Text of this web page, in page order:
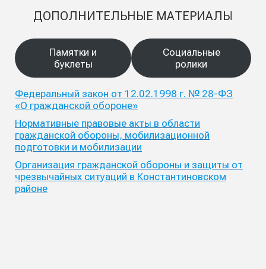
ДОПОЛНИТЕЛЬНЫЕ МАТЕРИАЛЫ
Памятки и
буклеты
Социальные
ролики
Федеральный закон от 12.02.1998 г. № 28-ФЗ
«О гражданской обороне»
Нормативные правовые акты в области
гражданской обороны, мобилизационной
подготовки и мобилизации
Организация гражданской обороны и защиты от
чрезвычайных ситуаций в Константиновском
районе